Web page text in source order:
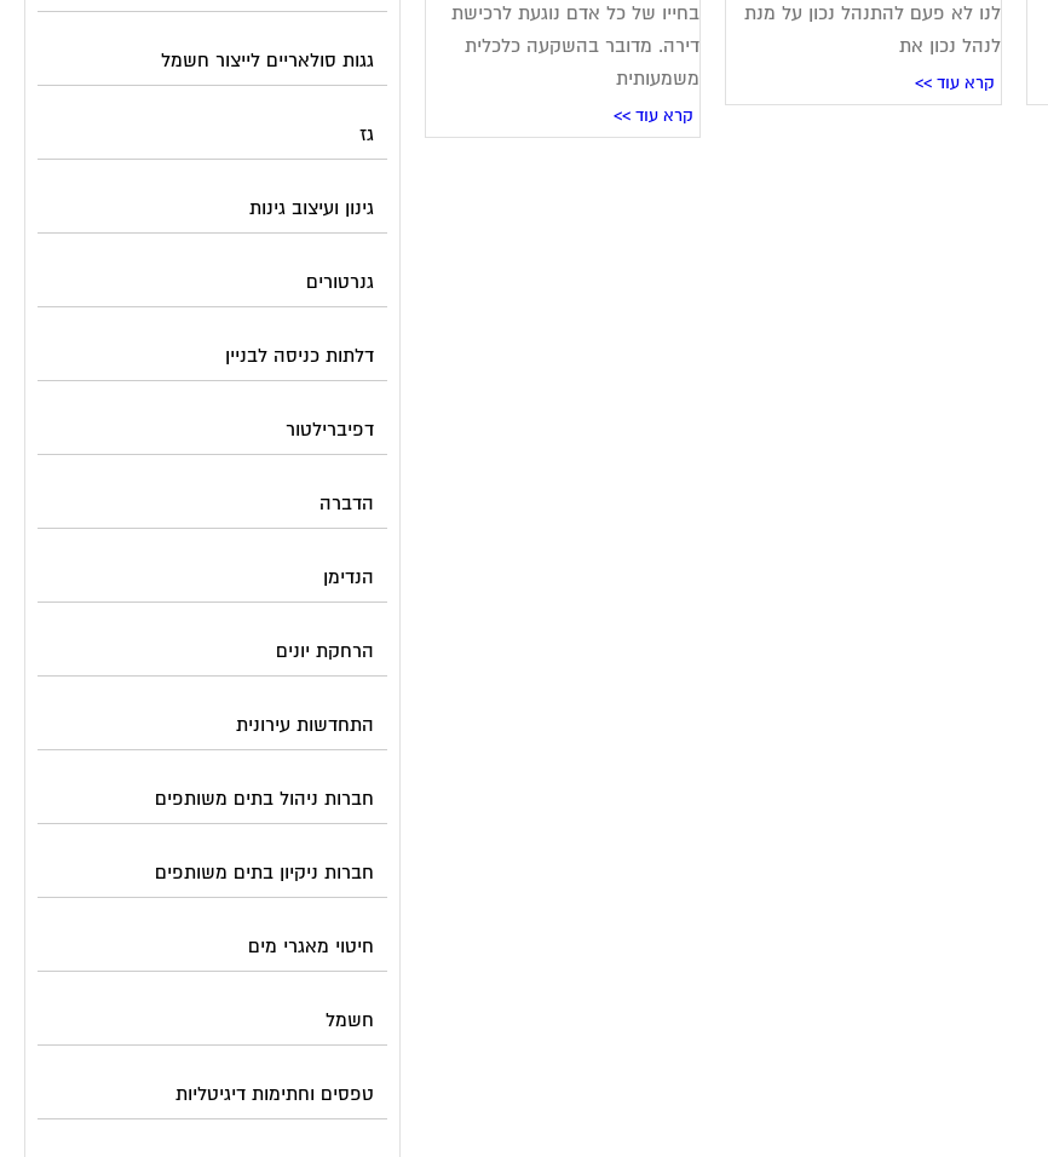
לנו לא פעם להתנהל נכון על מנת
לנהל נכון את
קרא עוד >>
בחייו של כל אדם נוגעת לרכישת
דירה. מדובר בהשקעה כלכלית
משמעותית
קרא עוד >>
גגות סולאריים לייצור חשמל
גז
גינון ועיצוב גינות
גנרטורים
דלתות כניסה לבניין
דפיברילטור
הדברה
הנדימן
הרחקת יונים
התחדשות עירונית
חברות ניהול בתים משותפים
חברות ניקיון בתים משותפים
חיטוי מאגרי מים
חשמל
טפסים וחתימות דיגיטליות